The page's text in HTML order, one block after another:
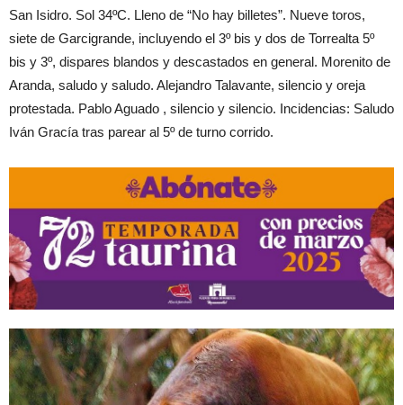
San Isidro. Sol 34ºC. Lleno de “No hay billetes”. Nueve toros,
siete de Garcigrande, incluyendo el 3º bis y dos de Torrealta 5º
bis y 3º, dispares blandos y descastados en general. Morenito de
Aranda, saludo y saludo. Alejandro Talavante, silencio y oreja
protestada. Pablo Aguado , silencio y silencio. Incidencias: Saludo
Iván Gracía tras parear al 5º de turno corrido.